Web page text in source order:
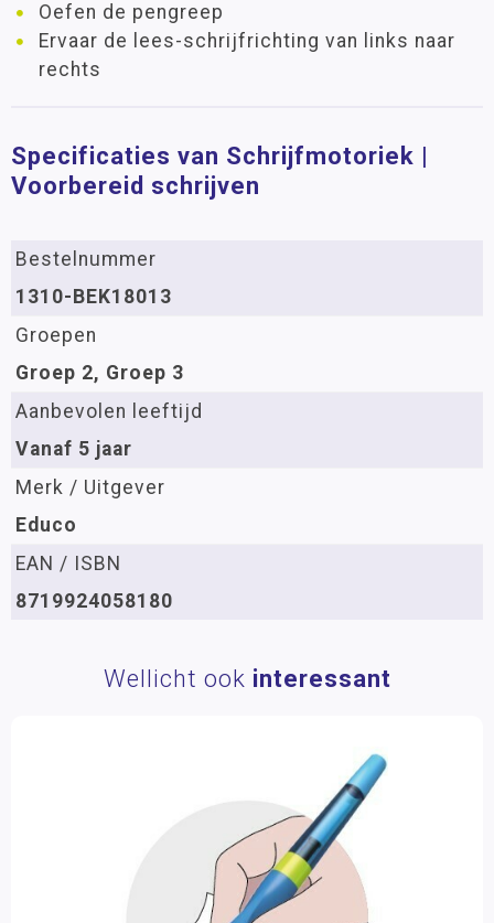
Oefen de pengreep
Ervaar de lees-schrijfrichting van links naar
rechts
Specificaties van Schrijfmotoriek |
Voorbereid schrijven
Bestelnummer
1310-BEK18013
Groepen
Groep 2, Groep 3
Aanbevolen leeftijd
Vanaf 5 jaar
Merk / Uitgever
Educo
EAN / ISBN
8719924058180
Wellicht ook interessant